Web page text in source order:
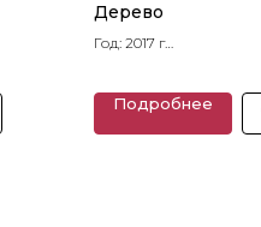
Дерево
Год: 2017 г
Подробнее